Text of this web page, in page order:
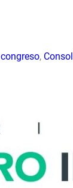
congreso,